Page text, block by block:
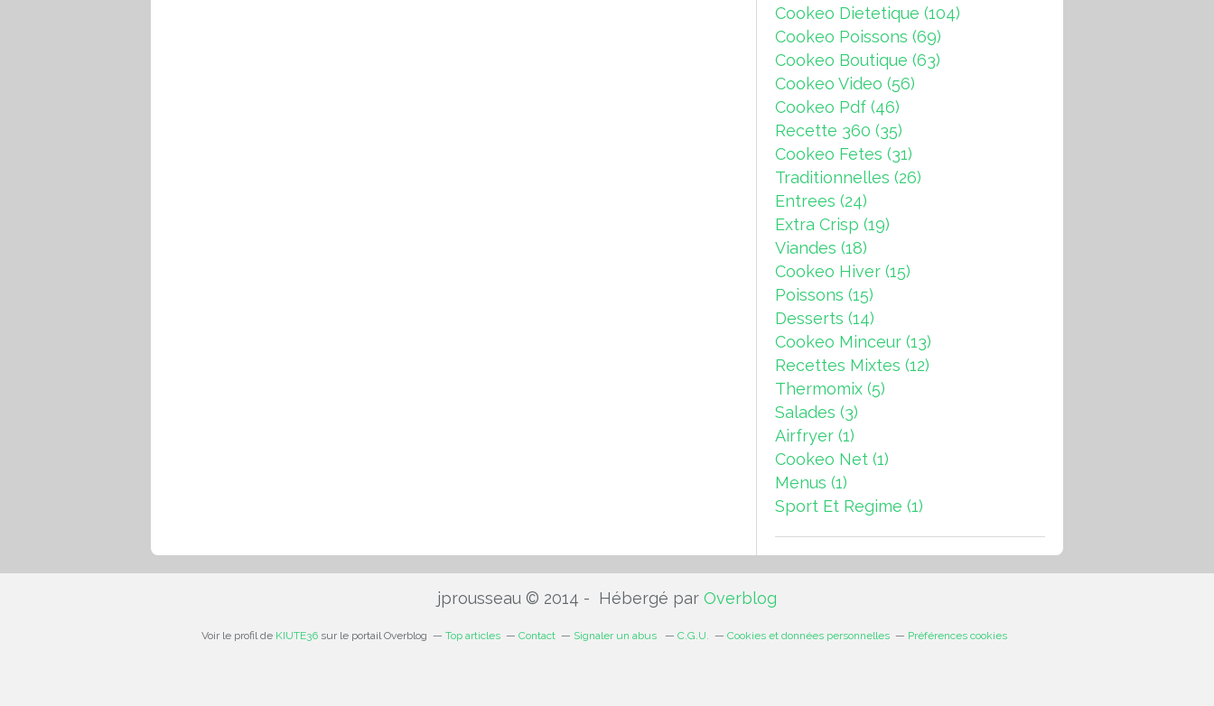
Cookeo Dietetique (104)
Cookeo Poissons (69)
Cookeo Boutique (63)
Cookeo Video (56)
Cookeo Pdf (46)
Recette 360 (35)
Cookeo Fetes (31)
Traditionnelles (26)
Entrees (24)
Extra Crisp (19)
Viandes (18)
Cookeo Hiver (15)
Poissons (15)
Desserts (14)
Cookeo Minceur (13)
Recettes Mixtes (12)
Thermomix (5)
Salades (3)
Airfryer (1)
Cookeo Net (1)
Menus (1)
Sport Et Regime (1)
jprousseau © 2014 - Hébergé par Overblog
Voir le profil de KIUTE36 sur le portail Overblog Top articles Contact Signaler un abus C.G.U. Cookies et données personnelles Préférences cookies